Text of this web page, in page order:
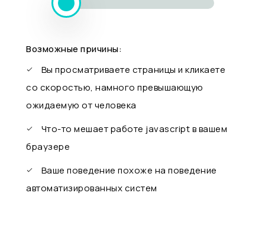
Возможные причины:
Вы просматриваете страницы и кликаете
со скоростью, намного превышающую
ожидаемую от человека
Что-то мешает работе javascript в вашем
браузере
Ваше поведение похоже на поведение
автоматизированных систем